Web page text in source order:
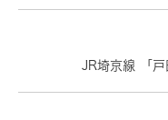
JR埼京線 「